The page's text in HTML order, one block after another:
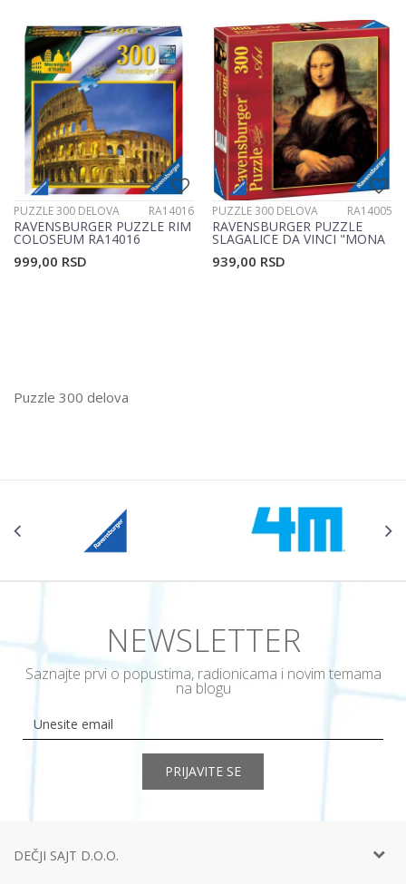
PUZZLE 300 DELOVA RA14016
RAVENSBURGER PUZZLE RIM
COLOSEUM RA14016
999,00 RSD
PUZZLE 300 DELOVA RA14005
RAVENSBURGER PUZZLE
SLAGALICE DA VINCI "MONA
939,00 RSD
Puzzle 300 delova
NEWSLETTER
Saznajte prvi o popustima, radionicama i novim temama
na blogu
PRIJAVITE SE
DEČJI SAJT D.O.O.